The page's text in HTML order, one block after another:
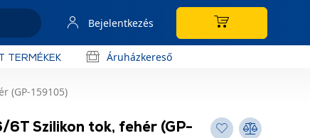
Bejelentkezés
TERMÉKEK Áruházkereső
(GP-159105)
6T Szilikon tok, fehér (GP-